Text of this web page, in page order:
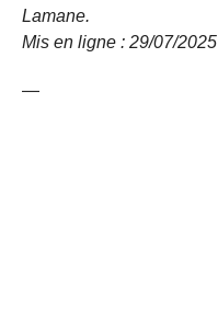
Lamane.
Mis en ligne : 29/07/2025
—